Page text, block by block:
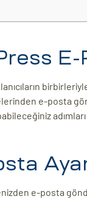
E-
e-posta
adımları
e-posta